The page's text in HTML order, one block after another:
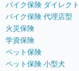
バイク保険 ダイレク
バイク保険 代理店型
火災保険
学資保険
ペット保険
ペット保険 小型犬